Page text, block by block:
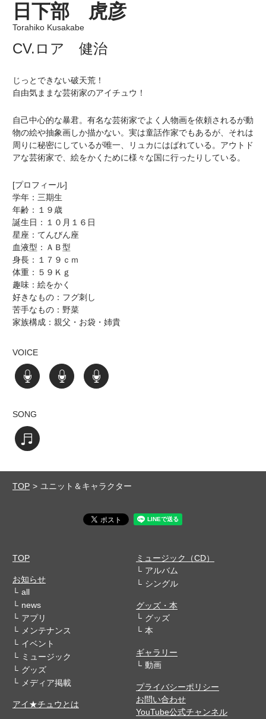
日下部 虎彦
Torahiko Kusakabe
CV.ロア 健治
じっとできない破天荒！
自由気ままな芸術家のアイチュウ！
自己中心的な暴君。有名な芸術家でよく人物画を依頼されるが動
物の絵や抽象画しか描かない。実は童話作家でもあるが、それは
周りに秘密にしているが唯一、リュカにはばれている。アウトド
アな芸術家で、絵をかくために様々な国に行ったりしている。
[プロフィール]
学年：三期生
年齢：１９歳
誕生日：１０月１６日
星座：てんびん座
血液型：ＡＢ型
身長：１７９ｃｍ
体重：５９Ｋｇ
趣味：絵をかく
好きなもの：フグ刺し
苦手なもの：野菜
家族構成：親父・お袋・姉貴
VOICE
SONG
TOP ユニット＆キャラクター
TOP
お知らせ
all
news
アプリ
メンテナンス
イベント
ミュージック
グッズ
メディア掲載
アイ★チュウとは
ミュージック（CD）
アルバム
シングル
グッズ・本
グッズ
本
ギャラリー
動画
プライバシーポリシー
お問い合わせ
YouTube公式チャンネル